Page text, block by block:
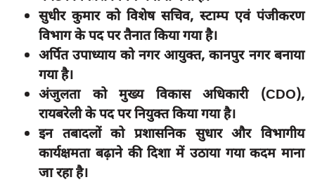
सुधीर कुमार को विशेष सचिव, स्टाम्प एवं पंजीकरण
विभाग के पद पर तैनात किया गया है।
अर्पित उपाध्याय को नगर आयुक्त, कानपुर नगर बनाया
गया है।
अंजुलता को मुख्य विकास अधिकारी (CDO),
रायबरेली के पद पर नियुक्त किया गया है।
इन तबादलों को प्रशासनिक सुधार और विभागीय
कार्यक्षमता बढ़ाने की दिशा में उठाया गया कदम माना
जा रहा है।